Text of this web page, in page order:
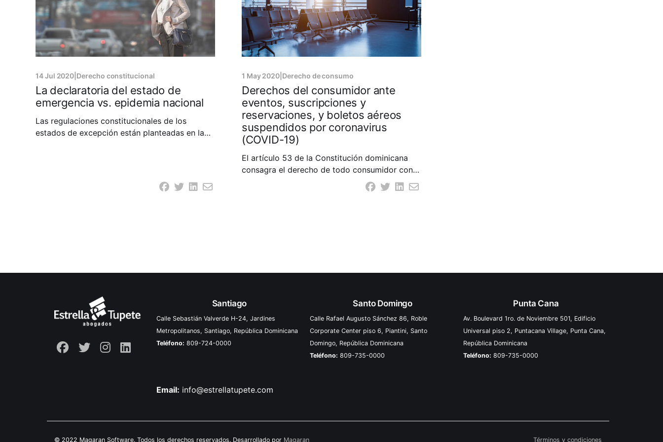
14 Jul 2020 Derecho constitucional
La declaratoria del estado de
emergencia vs. epidemia nacional
Las regulaciones constitucionales de los
estados de excepción están planteadas en la
“(a)quellas situaciones extraordinarias que
afecten gravemente la seguridad de la Nación,
1 May 2020 Derecho de consumo
Derechos del consumidor ante
eventos, suscripciones y
reservaciones, y boletos aéreos
suspendidos por coronavirus
(COVID-19)
El artículo 53 de la Constitución dominicana
consagra el derecho de todo consumidor con
el fin de que se encuentren garantizados al
relacionarse dentro de una economía de
Santiago
Calle Sebastián Valverde H-24, Jardines
Metropolitanos, Santiago, República Dominicana
Teléfono: 809-724-0000
Santo Domingo
Calle Rafael Augusto Sánchez 86, Roble
Corporate Center piso 6, Piantini, Santo
Domingo, República Dominicana
Teléfono: 809-735-0000
Punta Cana
Av. Boulevard 1ro. de Noviembre 501, Edificio
Universal piso 2, Puntacana Village, Punta Cana,
República Dominicana
Teléfono: 809-735-0000
Email: info@estrellatupete.com
© 2022 Magaran Software. Todos los derechos reservados. Desarrollado por Magaran Términos y condiciones